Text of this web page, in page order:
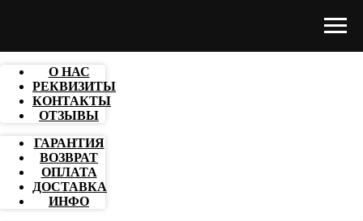
О НАС
РЕКВИЗИТЫ
КОНТАКТЫ
ОТЗЫВЫ
ГАРАНТИЯ
ВОЗВРАТ
ОПЛАТА
ДОСТАВКА
ИНФО